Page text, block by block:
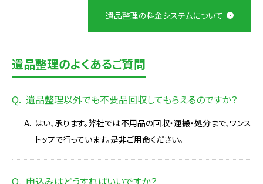
遺品整理の料金システムについて
遺品整理のよくあるご質問
遺品整理以外でも不要品回収してもらえるのですか？
はい、承ります。弊社では不用品の回収・運搬・処分まで、ワンス
トップで行っています。是非ご用命ください。
申込みはどうすればいいですか？